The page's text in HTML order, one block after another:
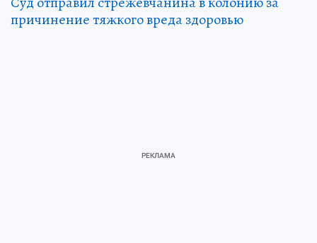
причинение тяжкого вреда здоровью